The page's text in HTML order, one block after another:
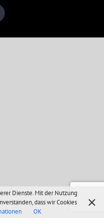
Facebook
Dienste. Mit der Nutzung
dass wir Cookies
OK